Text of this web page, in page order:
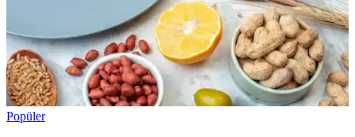
Popüler